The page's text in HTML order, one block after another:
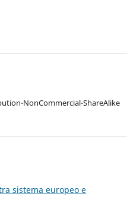
NonCommercial-ShareAlike
sistema europeo e